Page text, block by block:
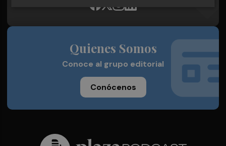
Quienes Somos
Conoce al grupo editorial
Conócenos